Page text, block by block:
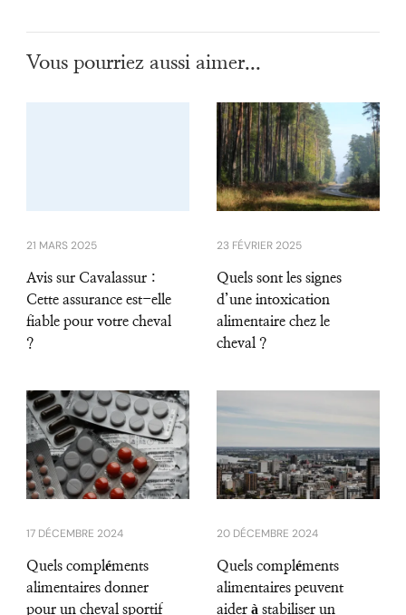
Vous pourriez aussi aimer...
21 MARS 2025
Avis sur Cavalassur :
Cette assurance est-elle
fiable pour votre cheval
?
23 FÉVRIER 2025
Quels sont les signes
d’une intoxication
alimentaire chez le
cheval ?
17 DÉCEMBRE 2024
Quels compléments
alimentaires donner
pour un cheval sportif
20 DÉCEMBRE 2024
Quels compléments
alimentaires peuvent
aider à stabiliser un